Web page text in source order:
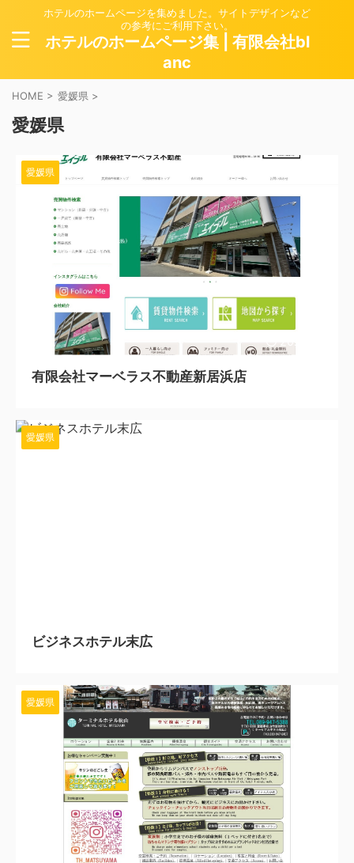
ホテルのホームページを集めました。サイトデザインなど
の参考にご利用下さい。
ホテルのホームページ集 | 有限会社bl
anc
HOME > 愛媛県 >
愛媛県
2024/4/1
愛媛県
有限会社マーベラス不動産新居浜店
愛媛県
ビジネスホテル末広
愛媛県